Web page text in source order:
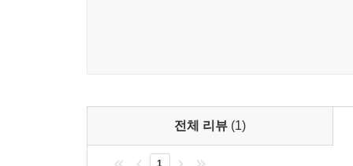
전체 리뷰 (1)
1